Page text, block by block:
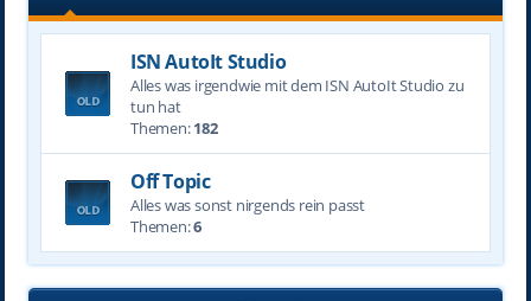
ISN AutoIt Studio
Alles was irgendwie mit dem ISN AutoIt Studio zu
tun hat
Themen:182
Off Topic
Alles was sonst nirgends rein passt
Themen:6